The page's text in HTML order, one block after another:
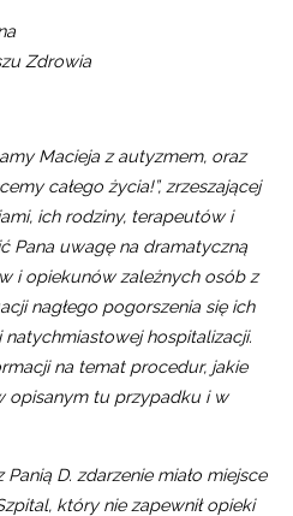
Zdrowia
Macieja z autyzmem, oraz
całego życia!”, zrzeszającej
ich rodziny, terapeutów i
Pana uwagę na dramatyczną
i opiekunów zależnych osób z
nagłego pogorszenia się ich
hospitalizacji.
na temat procedur, jakie
opisanym tu przypadku i w
D. zdarzenie miało miejsce
który nie zapewnił opieki